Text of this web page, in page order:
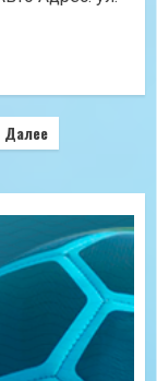
Далее